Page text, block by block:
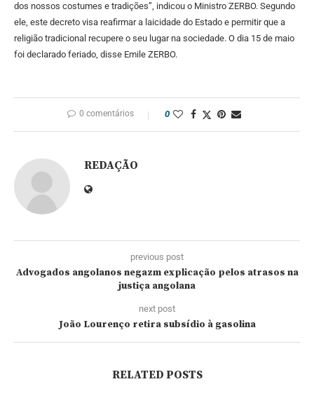
dos nossos costumes e tradições”, indicou o Ministro ZERBO. Segundo
ele, este decreto visa reafirmar a laicidade do Estado e permitir que a
religião tradicional recupere o seu lugar na sociedade. O dia 15 de maio
foi declarado feriado, disse Emile ZERBO.
0 comentários 0
REDAÇÃO
previous post
Advogados angolanos negazm explicação pelos atrasos na
justiça angolana
next post
João Lourenço retira subsídio à gasolina
RELATED POSTS